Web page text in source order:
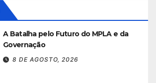
A Batalha pelo Futuro do MPLA e da
Governação
8 DE AGOSTO, 2026